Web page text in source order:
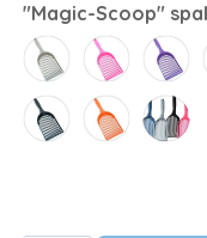
"Magic-Scoop"